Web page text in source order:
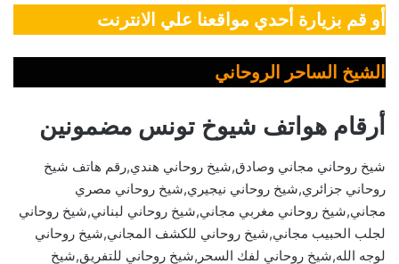
أو قم بزيارة أحدي مواقعنا علي الانترنت
الشيخ الساحر الروحاني
أرقام هواتف شيوخ تونس مضمونين
شيخ روحاني مجاني وصادق,شيخ روحاني هندي,رقم هاتف شيخ
روحاني جزائري,شيخ روحاني نيجيري,شيخ روحاني مصري
مجاني,شيخ روحاني مغربي مجاني,شيخ روحاني لبناني,شيخ روحاني
لجلب الحبيب مجاني,شيخ روحاني للكشف المجاني,شيخ روحاني
لوجه الله,شيخ روحاني لفك السحر,شيخ روحاني للتفريق,شيخ